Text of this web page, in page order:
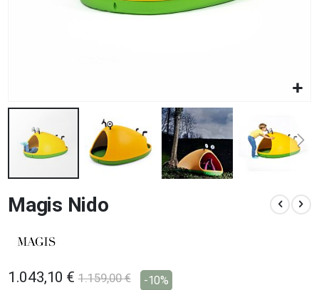
all'inizio
della
Magis Nido
1.043,10 € 1.159,00 € -10%